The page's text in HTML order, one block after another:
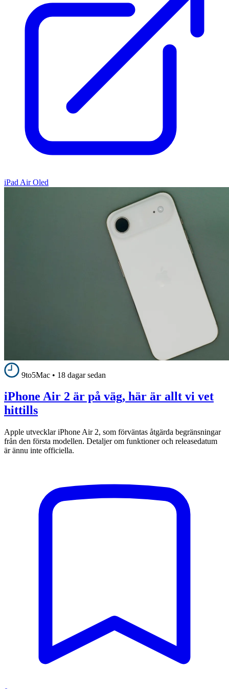
iPad Air Oled
9to5Mac • 18 dagar sedan
iPhone Air 2 är på väg, här är allt vi vet
hittills
Apple utvecklar iPhone Air 2, som förväntas åtgärda begränsningar
från den första modellen. Detaljer om funktioner och releasedatum
är ännu inte officiella.